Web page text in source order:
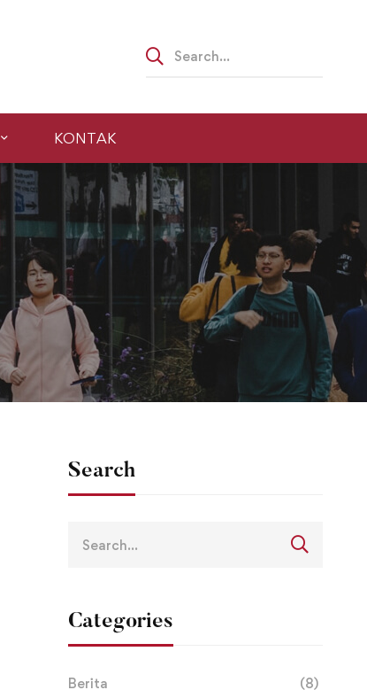
KONTAK
Search
Categories
Berita (8)